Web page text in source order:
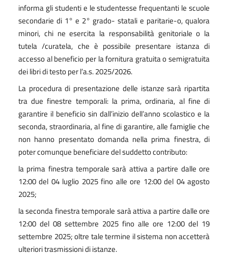
informa gli studenti e le studentesse frequentanti le scuole
secondarie di 1° e 2° grado- statali e paritarie-o, qualora
minori, chi ne esercita la responsabilità genitoriale o la
tutela /curatela, che è possibile presentare istanza di
accesso al beneficio per la fornitura gratuita o semigratuita
dei libri di testo per l’a.s. 2025/2026.
La procedura di presentazione delle istanze sarà ripartita
tra due finestre temporali: la prima, ordinaria, al fine di
garantire il beneficio sin dall’inizio dell’anno scolastico e la
seconda, straordinaria, al fine di garantire, alle famiglie che
non hanno presentato domanda nella prima finestra, di
poter comunque beneficiare del suddetto contributo:
la prima finestra temporale sarà attiva a partire dalle ore
12:00 del 04 luglio 2025 fino alle ore 12:00 del 04 agosto
2025;
la seconda finestra temporale sarà attiva a partire dalle ore
12:00 del 08 settembre 2025 fino alle ore 12:00 del 19
settembre 2025; oltre tale termine il sistema non accetterà
ulteriori trasmissioni di istanze.